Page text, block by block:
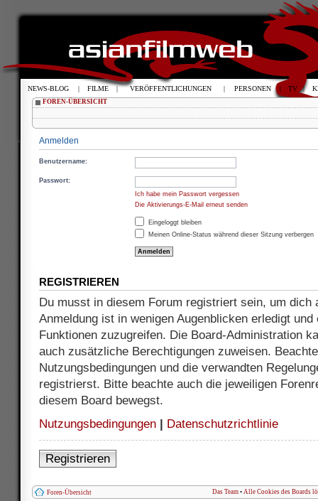
FOREN-ÜBERSICHT
Anmelden
Benutzername:
Passwort:
Ich habe mein Passwort vergessen
Die Aktivierungs-E-Mail erneut senden
Eingeloggt bleiben
Meinen Online-Status während dieser Sitzung verbergen
REGISTRIEREN
Du musst in diesem Forum registriert sein, um dich
Anmeldung ist in wenigen Augenblicken erledigt
Funktionen zuzugreifen. Die Board-Administration
auch zusätzliche Berechtigungen zuweisen.
Nutzungsbedingungen und die verwandten
registrierst. Bitte beachte auch die jeweiligen
diesem Board bewegst.
Nutzungsbedingungen
Datenschutzrichtlinie
Registrieren
Foren-Übersicht Das Team • Alle Cookies des Boards
NEWS-BLOG | FILME | VERÖFFENTLICHUNGEN | PERSONEN | TV |